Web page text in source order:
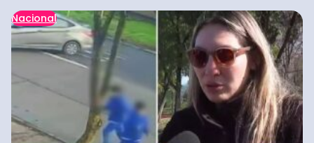
Nacional